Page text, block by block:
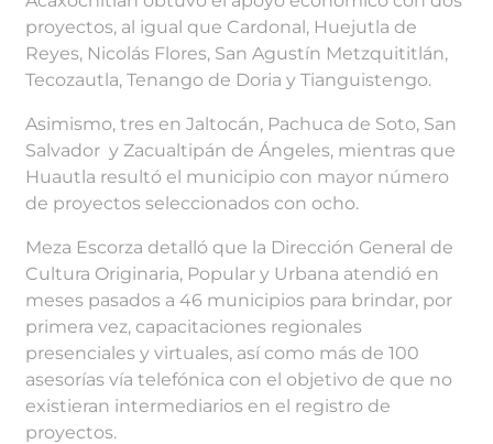
proyectos, al igual que Cardonal, Huejutla de
Reyes, Nicolás Flores, San Agustín Metzquititlán,
Tecozautla, Tenango de Doria y Tianguistengo.
Asimismo, tres en Jaltocán, Pachuca de Soto, San
Salvador y Zacualtipán de Ángeles, mientras que
Huautla resultó el municipio con mayor número
de proyectos seleccionados con ocho.
Meza Escorza detalló que la Dirección General de
Cultura Originaria, Popular y Urbana atendió en
meses pasados a 46 municipios para brindar, por
primera vez, capacitaciones regionales
presenciales y virtuales, así como más de 100
asesorías vía telefónica con el objetivo de que no
existieran intermediarios en el registro de
proyectos.